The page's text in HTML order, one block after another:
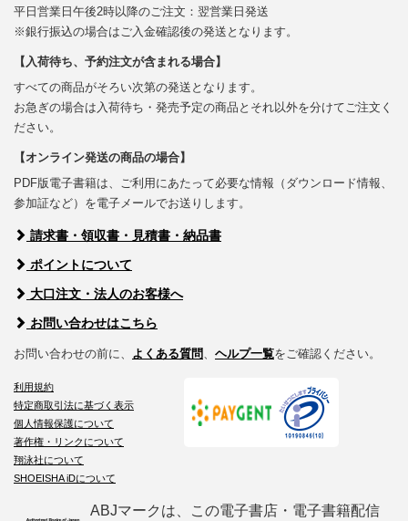
平日営業日午後2時以降のご注文：翌営業日発送
※銀行振込の場合はご入金確認後の発送となります。
【入荷待ち、予約注文が含まれる場合】
すべての商品がそろい次第の発送となります。
お急ぎの場合は入荷待ち・発売予定の商品とそれ以外を分けてご注文く
ださい。
【オンライン発送の商品の場合】
PDF版電子書籍は、ご利用にあたって必要な情報（ダウンロード情報、
参加証など）を電子メールでお送りします。
請求書・領収書・見積書・納品書
ポイントについて
大口注文・法人のお客様へ
お問い合わせはこちら
お問い合わせの前に、 よくある質問、 ヘルプ一覧をご確認ください。
利用規約
特定商取引法に基づく表示
個人情報保護について
著作権・リンクについて
翔泳社について
SHOEISHA iDについて
ABJマークは、この電子書店・電子書籍配信